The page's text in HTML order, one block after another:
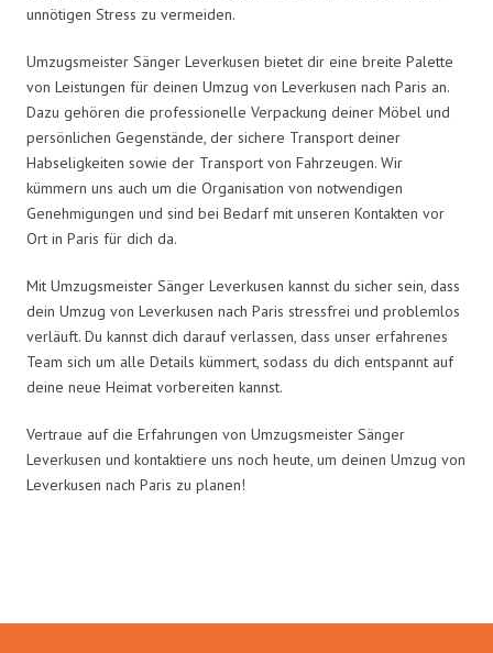
unnötigen Stress zu vermeiden.
Umzugsmeister Sänger Leverkusen bietet dir eine breite Palette
von Leistungen für deinen Umzug von Leverkusen nach Paris an.
Dazu gehören die professionelle Verpackung deiner Möbel und
persönlichen Gegenstände, der sichere Transport deiner
Habseligkeiten sowie der Transport von Fahrzeugen. Wir
kümmern uns auch um die Organisation von notwendigen
Genehmigungen und sind bei Bedarf mit unseren Kontakten vor
Ort in Paris für dich da.
Mit Umzugsmeister Sänger Leverkusen kannst du sicher sein, dass
dein Umzug von Leverkusen nach Paris stressfrei und problemlos
verläuft. Du kannst dich darauf verlassen, dass unser erfahrenes
Team sich um alle Details kümmert, sodass du dich entspannt auf
deine neue Heimat vorbereiten kannst.
Vertraue auf die Erfahrungen von Umzugsmeister Sänger
Leverkusen und kontaktiere uns noch heute, um deinen Umzug von
Leverkusen nach Paris zu planen!